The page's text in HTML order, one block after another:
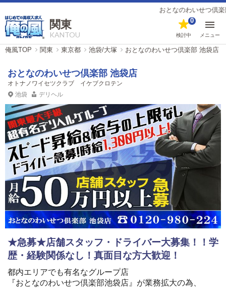
おとなのわいせつ倶楽部 池袋店｜
関東
KANTOU 検討中
0
メニュー
俺風TOP 関東 東京都 池袋/大塚 おとなのわいせつ倶楽部 池袋店
おとなのわいせつ倶楽部 池袋店
オトナノワイセツクラブ イケブクロテン
池袋
デリヘル
★急募★店舗スタッフ・ドライバー大募集！！学
歴・経験関係なし！真面目な方大歓迎！
都内エリアでも有名なグループ店
『おとなのわいせつ倶楽部池袋店』が業務拡大の為、